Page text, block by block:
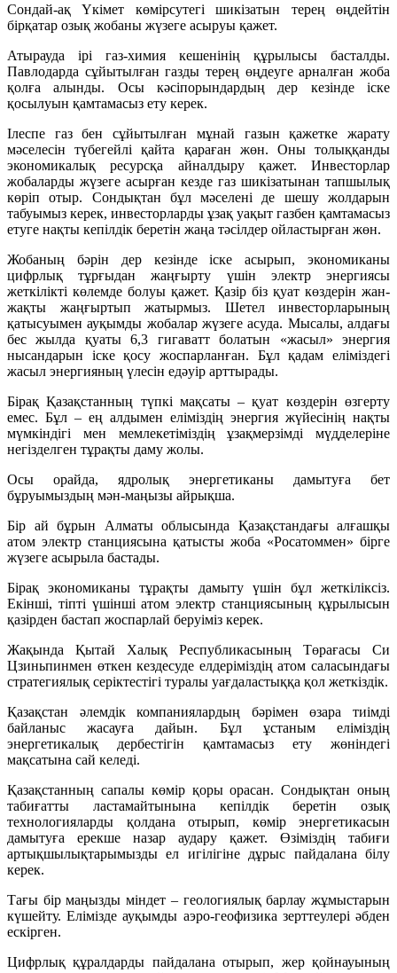
Сондай-ақ Үкімет көмірсутегі шикізатын терең өңдейтін
бірқатар озық жобаны жүзеге асыруы қажет.
Атырауда ірі газ-химия кешенінің құрылысы басталды.
Павлодарда сұйытылған газды терең өңдеуге арналған жоба
қолға алынды. Осы кәсіпорындардың дер кезінде іске
қосылуын қамтамасыз ету керек.
Ілеспе газ бен сұйытылған мұнай газын қажетке жарату
мәселесін түбегейлі қайта қараған жөн. Оны толыққанды
экономикалық ресурсқа айналдыру қажет. Инвесторлар
жобаларды жүзеге асырған кезде газ шикізатынан тапшылық
көріп отыр. Сондықтан бұл мәселені де шешу жолдарын
табуымыз керек, инвесторларды ұзақ уақыт газбен қамтамасыз
етуге нақты кепілдік беретін жаңа тәсілдер ойластырған жөн.
Жобаның бәрін дер кезінде іске асырып, экономиканы
цифрлық тұрғыдан жаңғырту үшін электр энергиясы
жеткілікті көлемде болуы қажет. Қазір біз қуат көздерін жан-
жақты жаңғыртып жатырмыз. Шетел инвесторларының
қатысуымен ауқымды жобалар жүзеге асуда. Мысалы, алдағы
бес жылда қуаты 6,3 гигаватт болатын «жасыл» энергия
нысандарын іске қосу жоспарланған. Бұл қадам еліміздегі
жасыл энергияның үлесін едәуір арттырады.
Бірақ Қазақстанның түпкі мақсаты – қуат көздерін өзгерту
емес. Бұл – ең алдымен еліміздің энергия жүйесінің нақты
мүмкіндігі мен мемлекетіміздің ұзақмерзімді мүдделеріне
негізделген тұрақты даму жолы.
Осы орайда, ядролық энергетиканы дамытуға бет
бұруымыздың мән-маңызы айрықша.
Бір ай бұрын Алматы облысында Қазақстандағы алғашқы
атом электр станциясына қатысты жоба «Росатоммен» бірге
жүзеге асырыла бастады.
Бірақ экономиканы тұрақты дамыту үшін бұл жеткіліксіз.
Екінші, тіпті үшінші атом электр станциясының құрылысын
қазірден бастап жоспарлай беруіміз керек.
Жақында Қытай Халық Республикасының Төрағасы Си
Цзиньпинмен өткен кездесуде елдеріміздің атом саласындағы
стратегиялық серіктестігі туралы уағдаластыққа қол жеткіздік.
Қазақстан әлемдік компаниялардың бәрімен өзара тиімді
байланыс жасауға дайын. Бұл ұстаным еліміздің
энергетикалық дербестігін қамтамасыз ету жөніндегі
мақсатына сай келеді.
Қазақстанның сапалы көмір қоры орасан. Сондықтан оның
табиғатты ластамайтынына кепілдік беретін озық
технологияларды қолдана отырып, көмір энергетикасын
дамытуға ерекше назар аудару қажет. Өзіміздің табиғи
артықшылықтарымызды ел игілігіне дұрыс пайдалана білу
керек.
Тағы бір маңызды міндет – геологиялық барлау жұмыстарын
күшейту. Елімізде ауқымды аэро-геофизика зерттеулері әбден
ескірген.
Цифрлық құралдарды пайдалана отырып, жер қойнауының